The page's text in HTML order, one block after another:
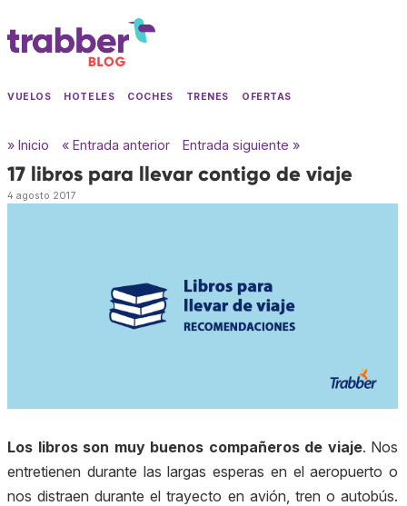
VUELOS HOTELES COCHES TRENES OFERTAS
» Inicio « Entrada anterior Entrada siguiente »
17 libros para llevar contigo de viaje
4 agosto 2017
Los libros son muy buenos compañeros de viaje. Nos
entretienen durante las largas esperas en el aeropuerto o
nos distraen durante el trayecto en avión, tren o autobús.